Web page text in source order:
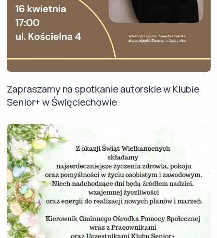
Zapraszamy na spotkanie autorskie w Klubie
Senior+ w Święciechowie